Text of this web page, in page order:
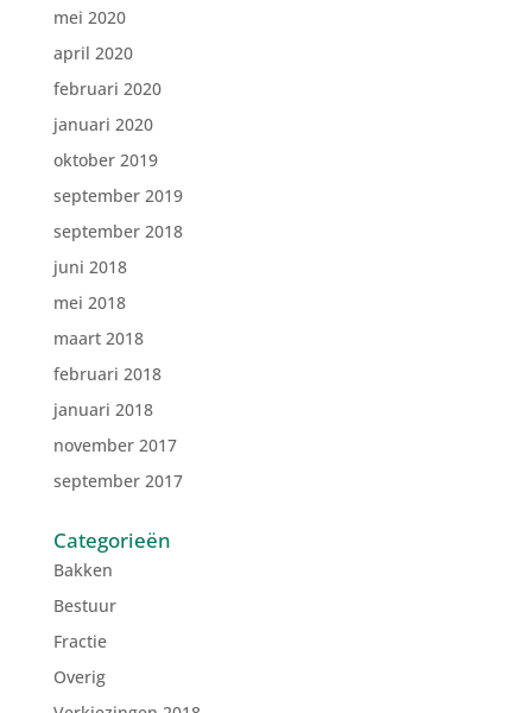
mei 2020
april 2020
februari 2020
januari 2020
oktober 2019
september 2019
september 2018
juni 2018
mei 2018
maart 2018
februari 2018
januari 2018
november 2017
september 2017
Categorieën
Bakken
Bestuur
Fractie
Overig